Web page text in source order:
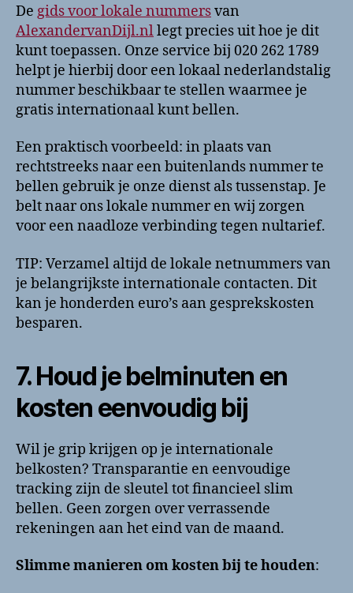
De gids voor lokale nummersvan
AlexandervanDijl.nllegt precies uit hoe je dit
kunt toepassen. Onze service bij 020 262 1789
helpt je hierbij door een lokaal nederlandstalig
nummer beschikbaar te stellen waarmee je
gratis internationaal kunt bellen.
Een praktisch voorbeeld: in plaats van
rechtstreeks naar een buitenlands nummer te
bellen gebruik je onze dienst als tussenstap. Je
belt naar ons lokale nummer en wij zorgen
voor een naadloze verbinding tegen nultarief.
TIP: Verzamel altijd de lokale netnummers van
je belangrijkste internationale contacten. Dit
kan je honderden euro’s aan gesprekskosten
besparen.
7. Houd je belminuten en
kosten eenvoudig bij
Wil je grip krijgen op je internationale
belkosten? Transparantie en eenvoudige
tracking zijn de sleutel tot financieel slim
bellen. Geen zorgen over verrassende
rekeningen aan het eind van de maand.
Slimme manieren om kosten bij te houden: